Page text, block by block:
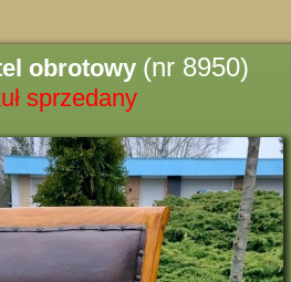
obrotowy (nr 8950)
sprzedany